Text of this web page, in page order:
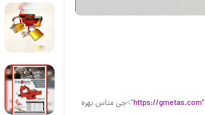
https://gmetas.com"style="color:#008497" target="_blank">جی متاس بهره